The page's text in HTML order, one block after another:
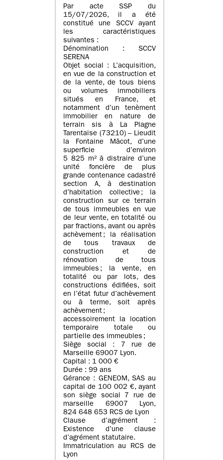
Par acte SSP du
15/07/2026, il a été
constitué une SCCV ayant
les caractéristiques
suivantes :
Dénomination : SCCV
SERENA
Objet social : L’acquisition,
en vue de la construction et
de la vente, de tous biens
ou volumes immobiliers
situés en France, et
notamment d’un tenèment
immobilier en nature de
terrain sis à La Plagne
Tarentaise (73210) – Lieudit
la Fontaine Mâcot, d’une
superficie d’environ
5 825 m² à distraire d’une
unité foncière de plus
grande contenance cadastré
section A, à destination
d’habitation collective ; la
construction sur ce terrain
de tous immeubles en vue
de leur vente, en totalité ou
par fractions, avant ou après
achèvement ; la réalisation
de tous travaux de
construction et de
rénovation de tous
immeubles ; la vente, en
totalité ou par lots, des
constructions édifiées, soit
en l’état futur d’achèvement
ou à terme, soit après
achèvement ;
accessoirement la location
temporaire totale ou
partielle des immeubles ;
Siège social : 7 rue de
Marseille 69007 Lyon.
Capital : 1 000 €
Durée : 99 ans
Gérance : GENEOM, SAS au
capital de 100 002 €, ayant
son siège social 7 rue de
marseille 69007 Lyon,
824 648 653 RCS de Lyon
Clause d’agrément :
Existence d’une clause
d’agrément statutaire.
Immatriculation au RCS de
Lyon